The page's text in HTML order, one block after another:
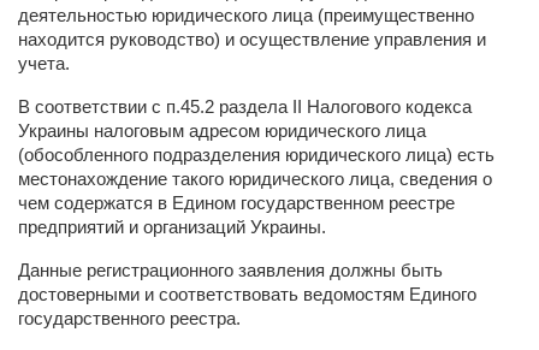
деятельностью юридического лица (преимущественно
находится руководство) и осуществление управления и
учета.
В соответствии с п.45.2 раздела II Налогового кодекса
Украины налоговым адресом юридического лица
(обособленного подразделения юридического лица) есть
местонахождение такого юридического лица, сведения о
чем содержатся в Едином государственном реестре
предприятий и организаций Украины.
Данные регистрационного заявления должны быть
достоверными и соответствовать ведомостям Единого
государственного реестра.